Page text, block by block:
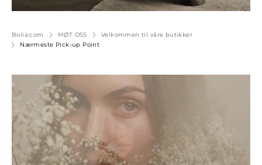
Bolia.com MØT OSS
Velkommen til våre butikker
Nærmeste Pick-up Point